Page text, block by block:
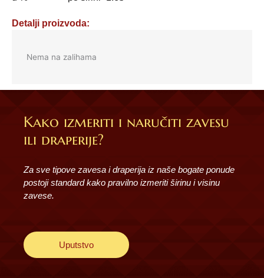
Detalji proizvoda:
Nema na zalihama
Kako izmeriti i naručiti zavesu
ili draperije?
Za sve tipove zavesa i draperija iz naše bogate ponude
postoji standard kako pravilno izmeriti širinu i visinu
zavese.
Uputstvo